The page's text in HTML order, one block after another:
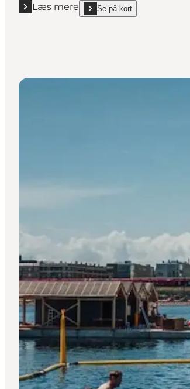
Læs mere
Læs mere "Konditaget Lüders"
Se på kort
show Konditaget Lüders on_map